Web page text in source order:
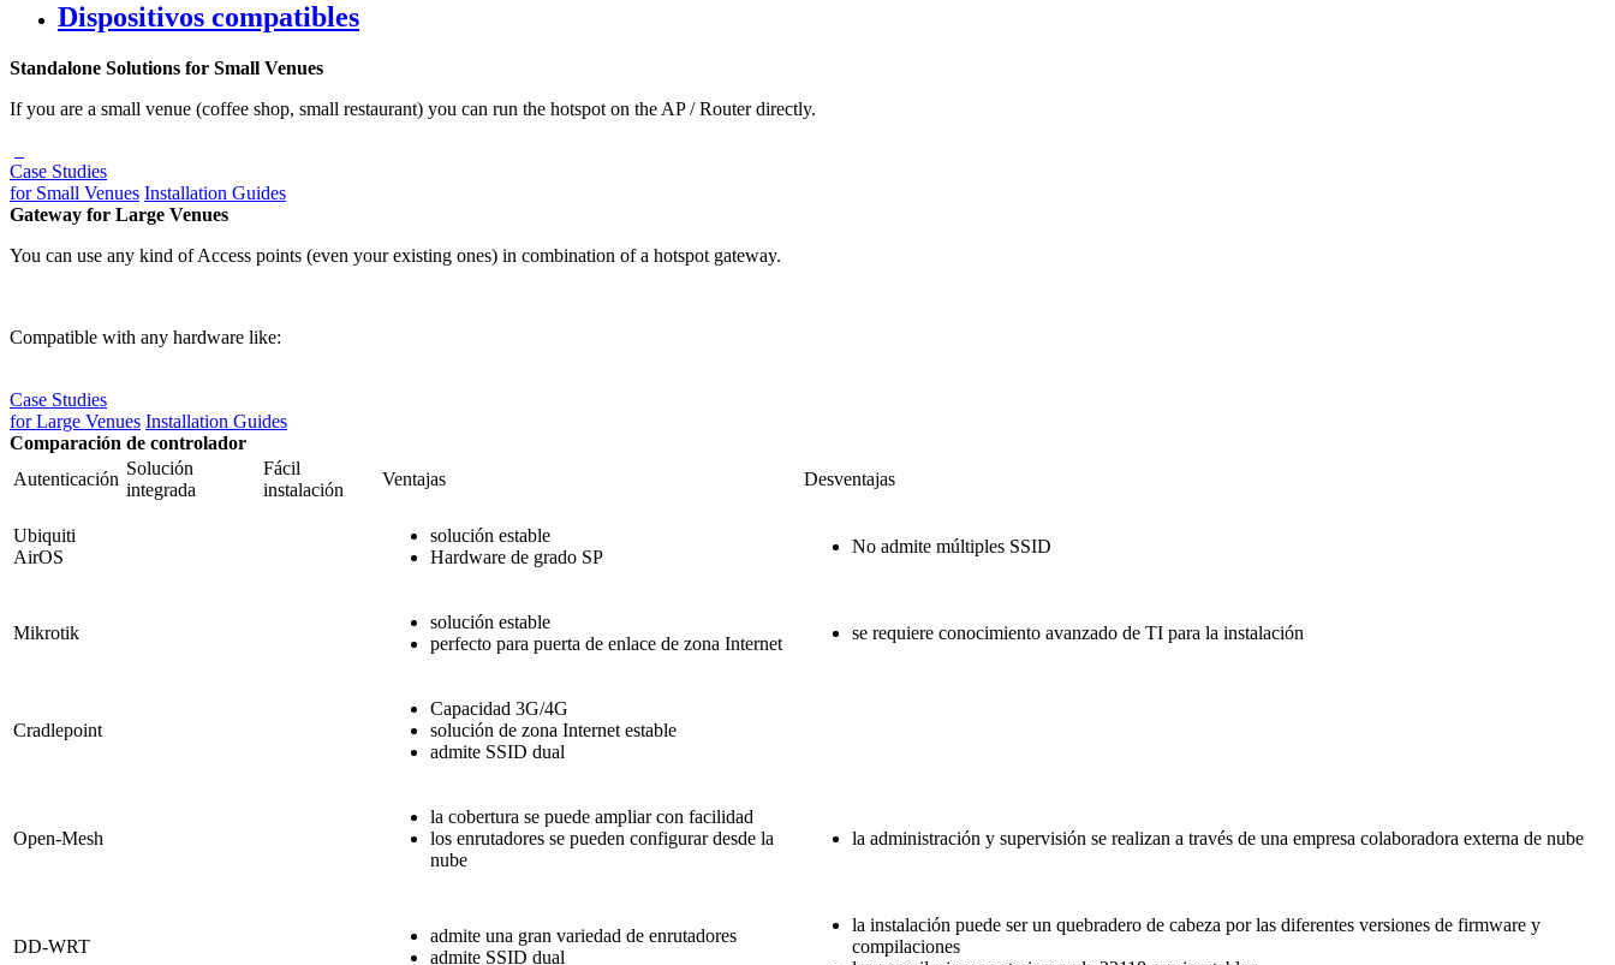
Dispositivos compatibles
Standalone Solutions for Small Venues
If you are a small venue (coffee shop, small restaurant) you can run the hotspot on the AP / Router directly.
Case Studies
for Small Venues Installation Guides
Gateway for Large Venues
You can use any kind of Access points (even your existing ones) in combination of a hotspot gateway.
Compatible with any hardware like:
Case Studies
for Large Venues Installation Guides
Comparación de controlador
Autenticación
Solución
integrada
Fácil
instalación
Ventajas Desventajas
Ubiquiti
AirOS
solución estable
Hardware de grado SP
No admite múltiples SSID
Mikrotik
solución estable
perfecto para puerta de enlace de zona Internet
se requiere conocimiento avanzado de TI para la instalación
Cradlepoint
Capacidad 3G/4G
solución de zona Internet estable
admite SSID dual
Open-Mesh
la cobertura se puede ampliar con facilidad
los enrutadores se pueden configurar desde la
nube
la administración y supervisión se realizan a través de una empresa colaboradora externa de nube
DD-WRT
admite una gran variedad de enrutadores
admite SSID dual
la instalación puede ser un quebradero de cabeza por las diferentes versiones de firmware y
compilaciones